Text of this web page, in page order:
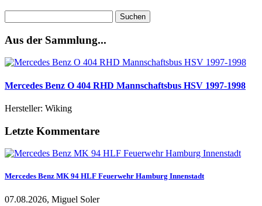
nach:
Aus der Sammlung...
Mercedes Benz O 404 RHD Mannschaftsbus HSV 1997-1998
Hersteller: Wiking
Letzte Kommentare
Mercedes Benz MK 94 HLF Feuerwehr Hamburg Innenstadt
07.08.2026, Miguel Soler